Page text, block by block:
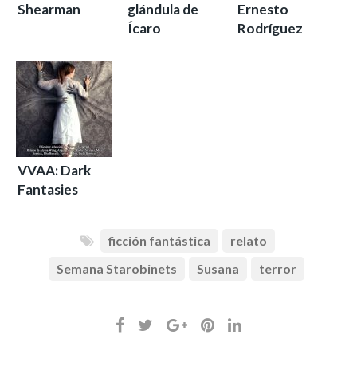
Shearman
glándula de
Ícaro
Ernesto
Rodríguez
VVAA: Dark
Fantasies
ficción fantástica
relato
Semana Starobinets
Susana terror